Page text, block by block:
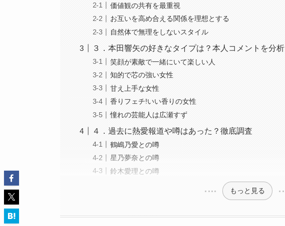
価値観の共有を最重視
お互いを高め合える関係を理想とする
自然体で無理をしないスタイル
３．本田響矢の好きなタイプは？本人コメントを分析
笑顔が素敵で一緒にいて楽しい人
知的で芯の強い女性
甘え上手な女性
香りフェチ!いい香りの女性
憧れの芸能人は広瀬すず
４．過去に熱愛報道や噂はあった？徹底調査
鶴嶋乃愛との噂
星乃夢奈との噂
鈴木愛理との噂
もっと見る